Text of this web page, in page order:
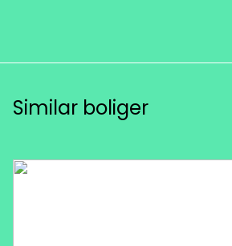
Similar boliger